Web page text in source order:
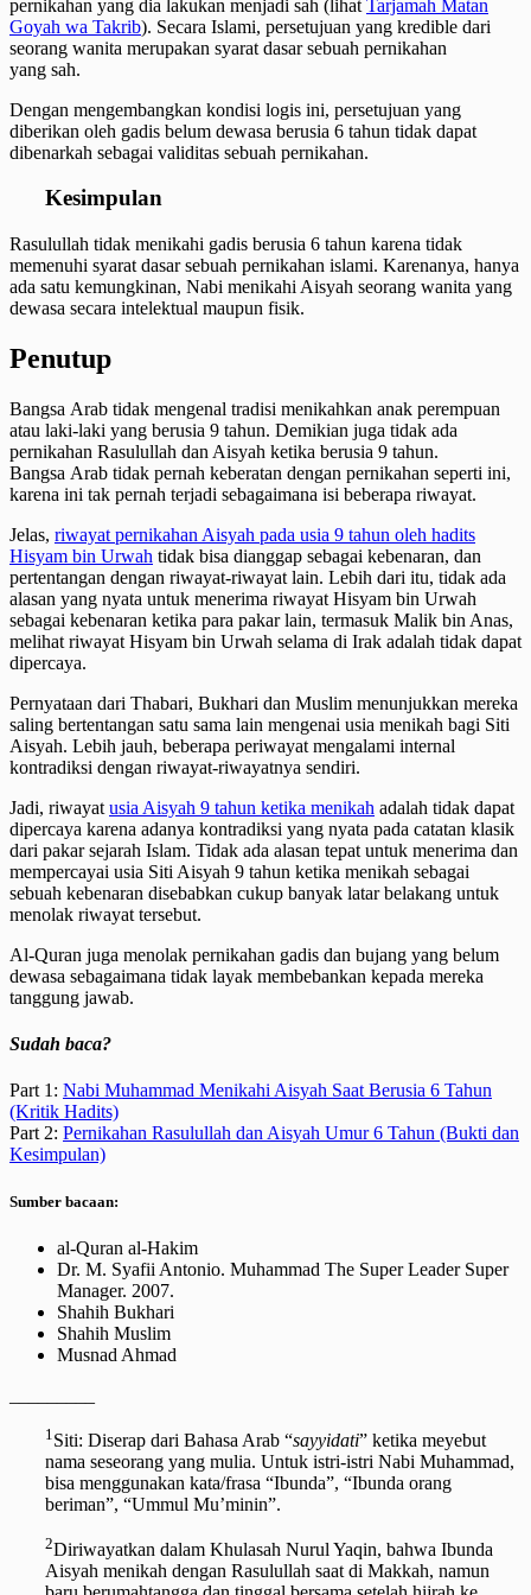
pernikahan yang dia lakukan menjadi sah (lihat Tarjamah Matan
Goyah wa Takrib). Secara Islami, persetujuan yang kredible dari
seorang wanita merupakan syarat dasar sebuah pernikahan
yang sah.
Dengan mengembangkan kondisi logis ini, persetujuan yang
diberikan oleh gadis belum dewasa berusia 6 tahun tidak dapat
dibenarkah sebagai validitas sebuah pernikahan.
Kesimpulan
Rasulullah tidak menikahi gadis berusia 6 tahun karena tidak
memenuhi syarat dasar sebuah pernikahan islami. Karenanya, hanya
ada satu kemungkinan, Nabi menikahi Aisyah seorang wanita yang
dewasa secara intelektual maupun fisik.
Penutup
Bangsa Arab tidak mengenal tradisi menikahkan anak perempuan
atau laki-laki yang berusia 9 tahun. Demikian juga tidak ada
pernikahan Rasulullah dan Aisyah ketika berusia 9 tahun.
Bangsa Arab tidak pernah keberatan dengan pernikahan seperti ini,
karena ini tak pernah terjadi sebagaimana isi beberapa riwayat.
Jelas, riwayat pernikahan Aisyah pada usia 9 tahun oleh hadits
Hisyam bin Urwah tidak bisa dianggap sebagai kebenaran, dan
pertentangan dengan riwayat-riwayat lain. Lebih dari itu, tidak ada
alasan yang nyata untuk menerima riwayat Hisyam bin Urwah
sebagai kebenaran ketika para pakar lain, termasuk Malik bin Anas,
melihat riwayat Hisyam bin Urwah selama di Irak adalah tidak dapat
dipercaya.
Pernyataan dari Thabari, Bukhari dan Muslim menunjukkan mereka
saling bertentangan satu sama lain mengenai usia menikah bagi Siti
Aisyah. Lebih jauh, beberapa periwayat mengalami internal
kontradiksi dengan riwayat-riwayatnya sendiri.
Jadi, riwayat usia Aisyah 9 tahun ketika menikah adalah tidak dapat
dipercaya karena adanya kontradiksi yang nyata pada catatan klasik
dari pakar sejarah Islam. Tidak ada alasan tepat untuk menerima dan
mempercayai usia Siti Aisyah 9 tahun ketika menikah sebagai
sebuah kebenaran disebabkan cukup banyak latar belakang untuk
menolak riwayat tersebut.
Al-Quran juga menolak pernikahan gadis dan bujang yang belum
dewasa sebagaimana tidak layak membebankan kepada mereka
tanggung jawab.
Sudah baca?
Part 1: Nabi Muhammad Menikahi Aisyah Saat Berusia 6 Tahun
(Kritik Hadits)
Part 2: Pernikahan Rasulullah dan Aisyah Umur 6 Tahun (Bukti dan
Kesimpulan)
Sumber bacaan:
al-Quran al-Hakim
Dr. M. Syafii Antonio. Muhammad The Super Leader Super
Manager. 2007.
Shahih Bukhari
Shahih Muslim
Musnad Ahmad
1 Siti: Diserap dari Bahasa Arab “sayyidati” ketika meyebut
nama seseorang yang mulia. Untuk istri-istri Nabi Muhammad,
bisa menggunakan kata/frasa “Ibunda”, “Ibunda orang
beriman”, “Ummul Mu’minin”.
2Diriwayatkan dalam Khulasah Nurul Yaqin, bahwa Ibunda
Aisyah menikah dengan Rasulullah saat di Makkah, namun